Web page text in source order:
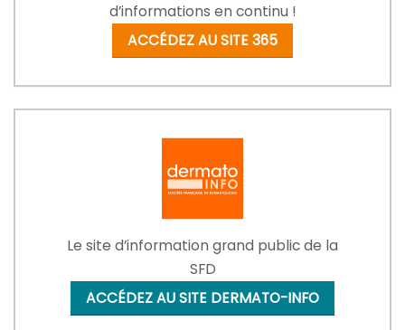
d’informations en continu !
ACCÉDEZ AU SITE 365
Le site d’information grand public de la
SFD
ACCÉDEZ AU SITE DERMATO-INFO